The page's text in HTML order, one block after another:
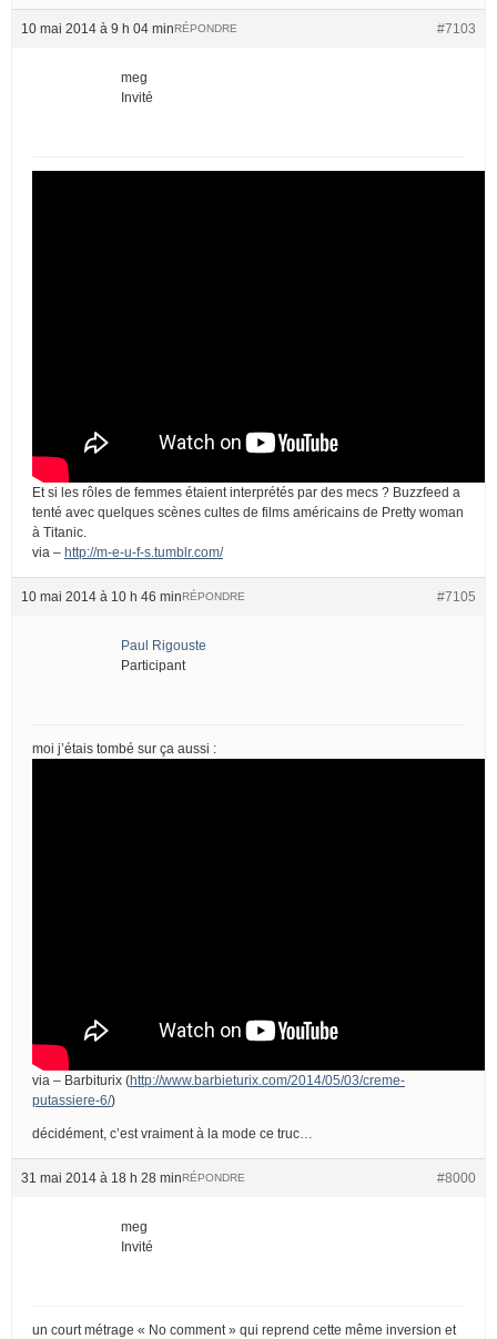
10 mai 2014 à 9 h 04 min #7103
RÉPONDRE
meg
Invité
Et si les rôles de femmes étaient interprétés par des mecs ? Buzzfeed a
tenté avec quelques scènes cultes de films américains de Pretty woman
à Titanic.
via – http://m-e-u-f-s.tumblr.com/
10 mai 2014 à 10 h 46 min #7105
RÉPONDRE
Paul Rigouste
Participant
moi j’étais tombé sur ça aussi :
via – Barbiturix (http://www.barbieturix.com/2014/05/03/creme-
putassiere-6/)
décidément, c’est vraiment à la mode ce truc…
31 mai 2014 à 18 h 28 min #8000
RÉPONDRE
meg
Invité
un court métrage « No comment » qui reprend cette même inversion et